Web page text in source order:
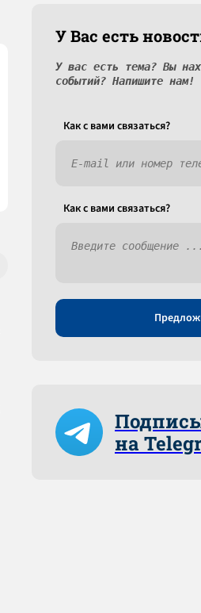
У Вас есть
У вас есть тема? Вы
событий? Напишите нам!
Как c вами связаться?
Как c вами связаться?
на